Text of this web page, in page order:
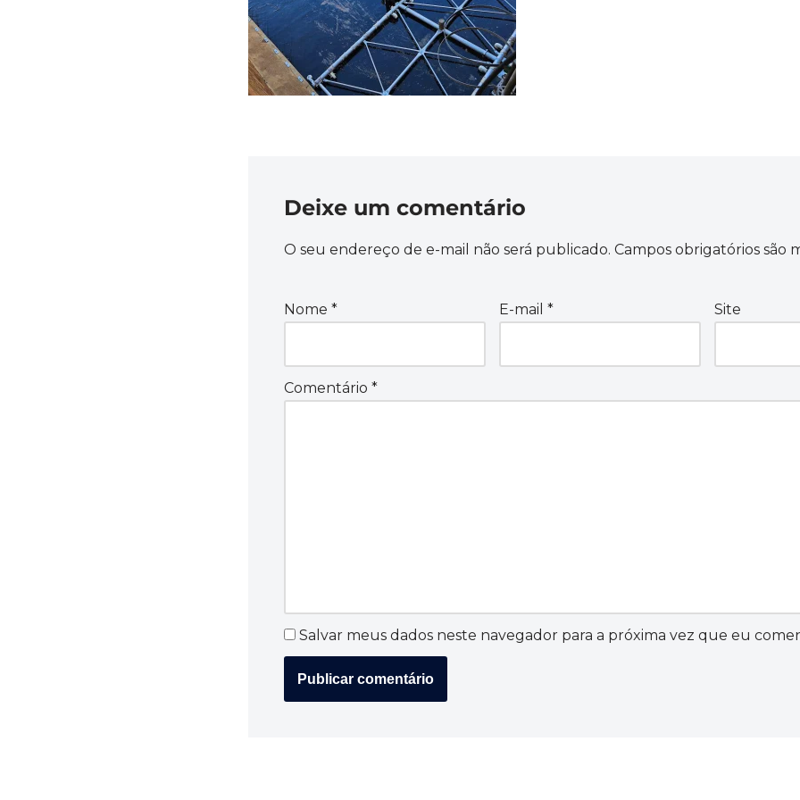
Deixe um comentário
O seu endereço de e-mail não será publicado. Campos obrigatórios são
Nome * E-mail * Site
Comentário *
Salvar meus dados neste navegador para a próxima vez que eu